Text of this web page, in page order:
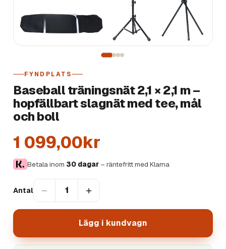
FYNDPLATS
Baseball träningsnät 2,1 × 2,1 m –
hopfällbart slagnät med tee, mål
och boll
1 099,00kr
Betala inom 30 dagar – räntefritt med Klarna
Antal − 1 +
Lägg i kundvagn